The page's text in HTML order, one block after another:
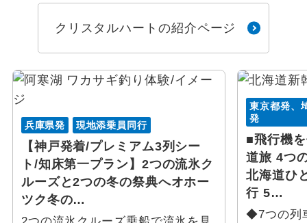
クリスタルハートの紹介ページ
兵庫県発 現地添乗員同行
【神戸発着/プレミアム3列シー
ト/知床第一プラン】2つの流氷ク
ルーズと2つの冬の祭典へオホー
ツク冬の…
東京都発、
発
■飛行機
道旅 4つ
北海道ひ
行 5…
◆7つの列